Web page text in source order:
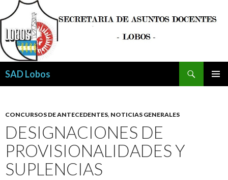
SAD Lobos
CONCURSOS DE ANTECEDENTES, NOTICIAS GENERALES
DESIGNACIONES DE
PROVISIONALIDADES Y
SUPLENCIAS